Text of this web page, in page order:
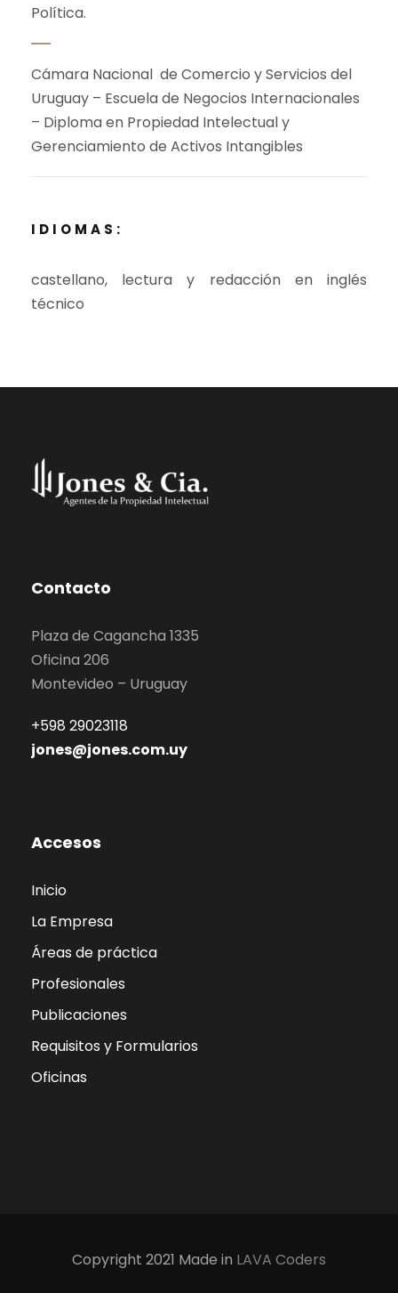
Política.
Cámara Nacional de Comercio y Servicios del
Uruguay – Escuela de Negocios Internacionales
– Diploma en Propiedad Intelectual y
Gerenciamiento de Activos Intangibles
IDIOMAS:
castellano, lectura y redacción en inglés
técnico
Contacto
Plaza de Cagancha 1335
Oficina 206
Montevideo – Uruguay
+598 29023118
jones@jones.com.uy
Accesos
Inicio
La Empresa
Áreas de práctica
Profesionales
Publicaciones
Requisitos y Formularios
Oficinas
Copyright 2021 Made in LAVA Coders